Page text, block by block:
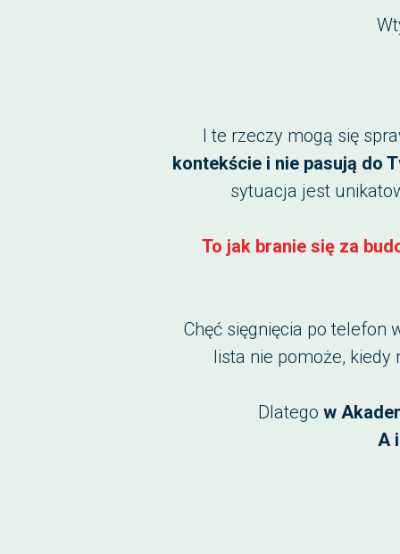
I te rzeczy mogą się
kontekście i nie pasują do
sytuacja jest
To jak branie się za
Chęć sięgnięcia po telefon
lista nie pomoże, kiedy
Dlatego w
A